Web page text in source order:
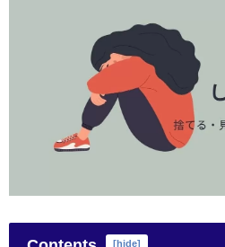
[hide]